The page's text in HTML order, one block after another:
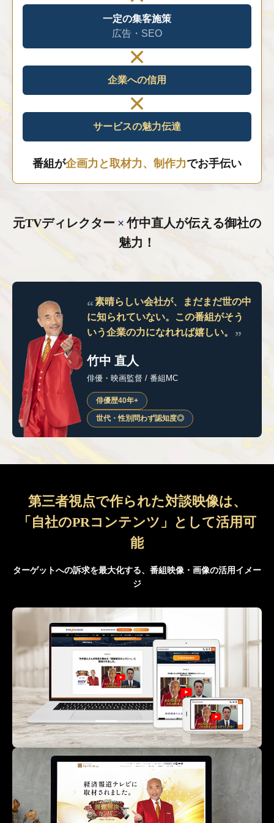
一定の集客施策
広告・SEO
企業への信用
サービスの魅力伝達
番組が企画力と取材力、制作力でお手伝い
元TVディレクター × 竹中直人が伝える御社の
魅力！
素晴らしい会社が、まだまだ世の中
に知られていない。
この番組がそう
いう企業の力になれれば嬉しい。
竹中 直人
俳優・映画監督 / 番組MC
俳優歴40年+
世代・性別問わず認知度◎
第三者視点で作られた対談映像は、
「自社のPRコンテンツ」として活用可
能
ターゲットへの訴求を最大化する、番組映像・画像の活用イメー
ジ